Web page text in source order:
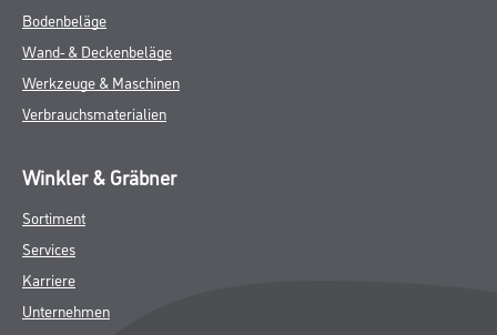
Bodenbeläge
Wand- & Deckenbeläge
Werkzeuge & Maschinen
Verbrauchsmaterialien
Winkler & Gräbner
Sortiment
Services
Karriere
Unternehmen